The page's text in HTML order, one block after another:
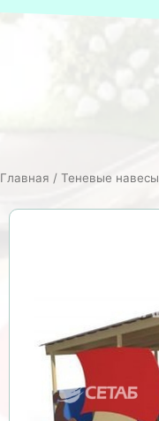
Главная / Теневые навесы